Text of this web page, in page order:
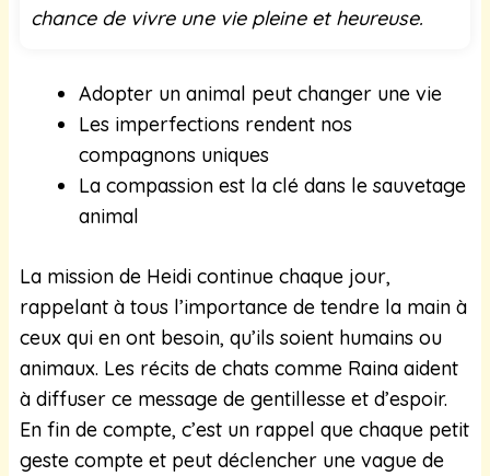
chance de vivre une vie pleine et heureuse.
Adopter un animal peut changer une vie
Les imperfections rendent nos
compagnons uniques
La compassion est la clé dans le sauvetage
animal
La mission de Heidi continue chaque jour,
rappelant à tous l’importance de tendre la main à
ceux qui en ont besoin, qu’ils soient humains ou
animaux. Les récits de chats comme Raina aident
à diffuser ce message de gentillesse et d’espoir.
En fin de compte, c’est un rappel que chaque petit
geste compte et peut déclencher une vague de